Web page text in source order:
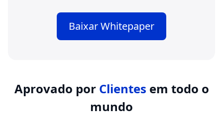
Baixar Whitepaper
Aprovado por Clientes em todo o
mundo